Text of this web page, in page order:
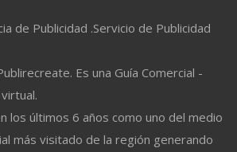
de Publicidad .Servicio de Publicidad
Es una Guía Comercial -
los últimos 6 años como uno del medio
más visitado de la región generando